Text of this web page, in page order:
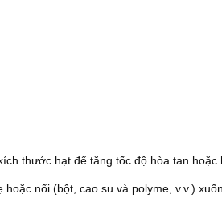
thước hạt để tăng tốc độ hòa tan hoặc
nổi (bột, cao su và polyme, v.v.)